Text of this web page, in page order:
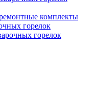
комплекты
горелок
горелок